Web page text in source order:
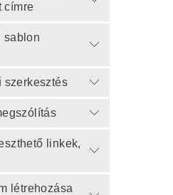
címre
sablon
szerkesztés
linkek,
létrehozása